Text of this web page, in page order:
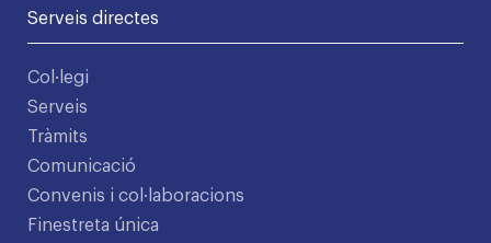
Serveis directes
Col·legi
Serveis
Tràmits
Comunicació
Convenis i col·laboracions
Finestreta única